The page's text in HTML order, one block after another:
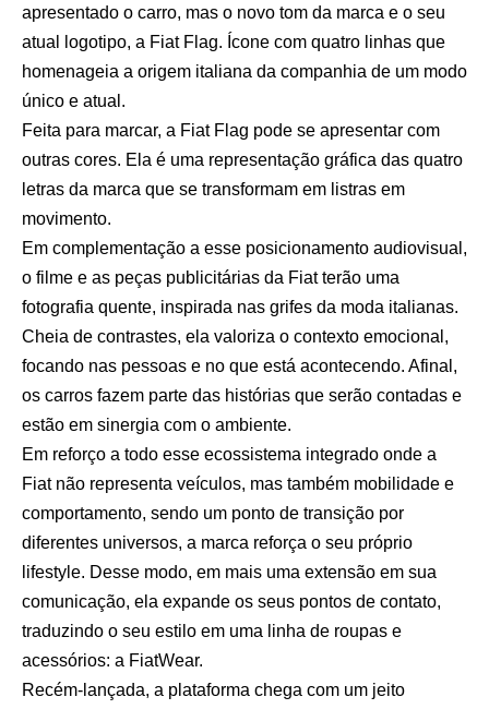
apresentado o carro, mas o novo tom da marca e o seu
atual logotipo, a Fiat Flag. Ícone com quatro linhas que
homenageia a origem italiana da companhia de um modo
único e atual.
Feita para marcar, a Fiat Flag pode se apresentar com
outras cores. Ela é uma representação gráfica das quatro
letras da marca que se transformam em listras em
movimento.
Em complementação a esse posicionamento audiovisual,
o filme e as peças publicitárias da Fiat terão uma
fotografia quente, inspirada nas grifes da moda italianas.
Cheia de contrastes, ela valoriza o contexto emocional,
focando nas pessoas e no que está acontecendo. Afinal,
os carros fazem parte das histórias que serão contadas e
estão em sinergia com o ambiente.
Em reforço a todo esse ecossistema integrado onde a
Fiat não representa veículos, mas também mobilidade e
comportamento, sendo um ponto de transição por
diferentes universos, a marca reforça o seu próprio
lifestyle. Desse modo, em mais uma extensão em sua
comunicação, ela expande os seus pontos de contato,
traduzindo o seu estilo em uma linha de roupas e
acessórios: a FiatWear.
Recém-lançada, a plataforma chega com um jeito